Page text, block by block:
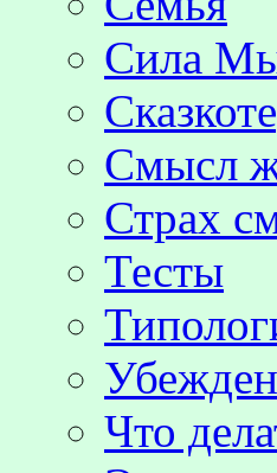
Сила
Смысл
Страх
Тесты
Что